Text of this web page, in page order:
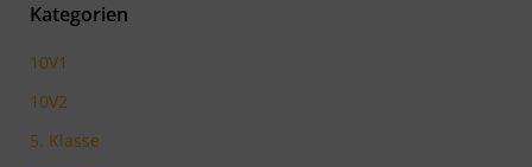
Kategorien
10V1
10V2
5. Klasse